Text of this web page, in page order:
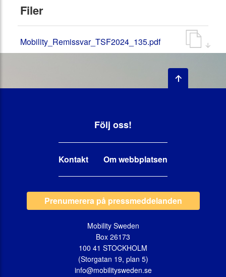
Filer
Mobility_Remissvar_TSF2024_135.pdf
Följ oss!
Kontakt Om webbplatsen
Prenumerera på pressmeddelanden
Mobility Sweden
Box 26173
100 41 STOCKHOLM
(Storgatan 19, plan 5)
info@mobilitysweden.se